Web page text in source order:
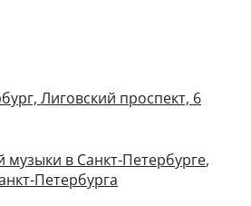
Лиговский проспект, 6
музыки в Санкт-Петербурге,
Петербурга